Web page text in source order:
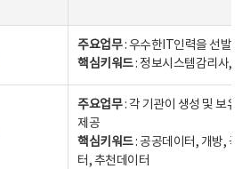
주요업무: 우수한IT인력을 선발
핵심키워드: 정보시스템감리사,
주요업무: 각 기관이 생성 및 보
제공
핵심키워드: 공공데이터, 개방,
터, 추천데이터